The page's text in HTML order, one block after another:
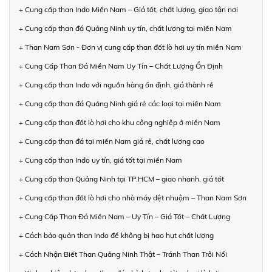
+ Cung cấp than Indo Miền Nam – Giá tốt, chất lượng, giao tận nơi
+ Cung cấp than đá Quảng Ninh uy tín, chất lượng tại miền Nam
+ Than Nam Sơn - Đơn vị cung cấp than đốt lò hơi uy tín miền Nam
+ Cung Cấp Than Đá Miền Nam Uy Tín – Chất Lượng Ổn Định
+ Cung cấp than Indo với nguồn hàng ổn định, giá thành rẻ
+ Cung cấp than đá Quảng Ninh giá rẻ các loại tại miền Nam
+ Cung cấp than đốt lò hơi cho khu công nghiệp ở miền Nam
+ Cung cấp than đá tại miền Nam giá rẻ, chất lượng cao
+ Cung cấp than Indo uy tín, giá tốt tại miền Nam
+ Cung cấp than Quảng Ninh tại TP.HCM – giao nhanh, giá tốt
+ Cung cấp than đốt lò hơi cho nhà máy dệt nhuộm – Than Nam Sơn
+ Cung Cấp Than Đá Miền Nam – Uy Tín – Giá Tốt – Chất Lượng
+ Cách bảo quản than Indo để không bị hao hụt chất lượng
+ Cách Nhận Biết Than Quảng Ninh Thật – Tránh Than Trôi Nổi